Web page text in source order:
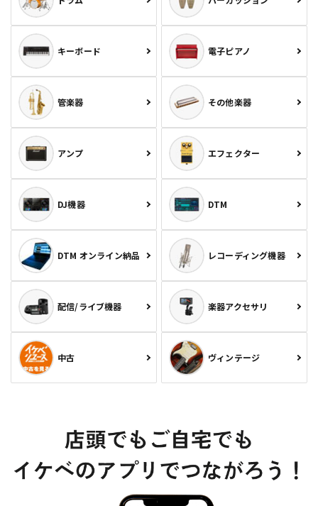
キーボード 電子ピアノ
管楽器 その他楽器
アンプ エフェクター
DJ機器 DTM
DTM オンライン納品 レコーディング機器
配信/ライブ機器 楽器アクセサリ
中古 ヴィンテージ